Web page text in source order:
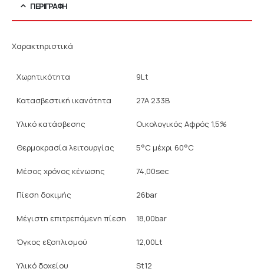
ΠΕΡΙΓΡΑΦΉ
Χαρακτηριστικά
Χωρητικότητα 9Lt
Κατασβεστική ικανότητα 27A 233B
Υλικό κατάσβεσης Οικολογικός Αφρός 1,5%
Θερμοκρασία λειτουργίας 5°C μέχρι 60°C
Μέσος χρόνος κένωσης 74,00sec
Πίεση δοκιμής 26bar
Μέγιστη επιτρεπόμενη πίεση 18,00bar
Όγκος εξοπλισμού 12,00Lt
Υλικό δοχείου St12